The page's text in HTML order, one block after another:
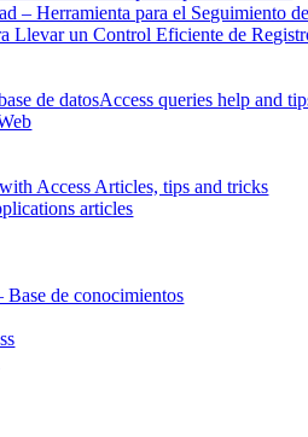
– Herramienta para el Seguimiento
Llevar un Control Eficiente de
de datosAccess queries help and
Access Articles, tips and tricks
articles
Base de conocimientos